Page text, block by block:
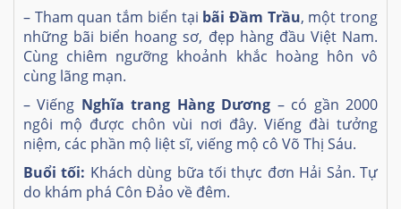
– Tham quan tắm biển tại bãi Đầm Trầu, một trong
những bãi biển hoang sơ, đẹp hàng đầu Việt Nam.
Cùng chiêm ngưỡng khoảnh khắc hoàng hôn vô
cùng lãng mạn.
– Viếng Nghĩa trang Hàng Dương – có gần 2000
ngôi mộ được chôn vùi nơi đây. Viếng đài tưởng
niệm, các phần mộ liệt sĩ, viếng mộ cô Võ Thị Sáu.
Buổi tối: Khách dùng bữa tối thực đơn Hải Sản. Tự
do khám phá Côn Đảo về đêm.